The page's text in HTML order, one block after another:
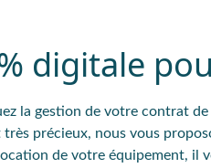
digitale
la gestion de votre contrat
précieux, nous vous
de votre équipement, il